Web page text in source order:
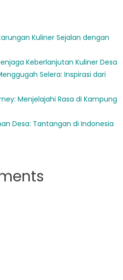
Kuliner Sejalan dengan
Keberlanjutan Kuliner Desa
Selera: Inspirasi dari
Menjelajahi Rasa di Kampung
Desa: Tantangan di Indonesia